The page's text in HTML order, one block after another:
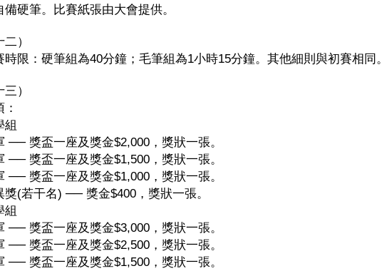
備硬筆。比賽紙張由大會提供。
二）
時限：硬筆組為40分鐘；毛筆組為1小時15分鐘。其他細則與初賽相同。
三）
組
── 獎盃一座及獎金$2,000，獎狀一張。
── 獎盃一座及獎金$1,500，獎狀一張。
── 獎盃一座及獎金$1,000，獎狀一張。
獎(若干名) ── 獎金$400，獎狀一張。
組
── 獎盃一座及獎金$3,000，獎狀一張。
── 獎盃一座及獎金$2,500，獎狀一張。
── 獎盃一座及獎金$1,500，獎狀一張。